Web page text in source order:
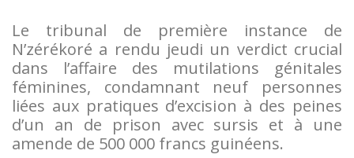
Le tribunal de première instance de
N’zérékoré a rendu jeudi un verdict crucial
dans l’affaire des mutilations génitales
féminines, condamnant neuf personnes
liées aux pratiques d’excision à des peines
d’un an de prison avec sursis et à une
amende de 500 000 francs guinéens.